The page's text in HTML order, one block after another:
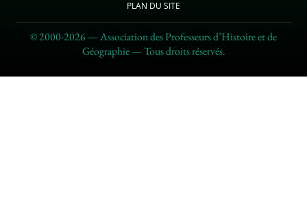
PLAN DU SITE
© 2000-2026 — Association des Professeurs d’Histoire et de
Géographie — Tous droits réservés.